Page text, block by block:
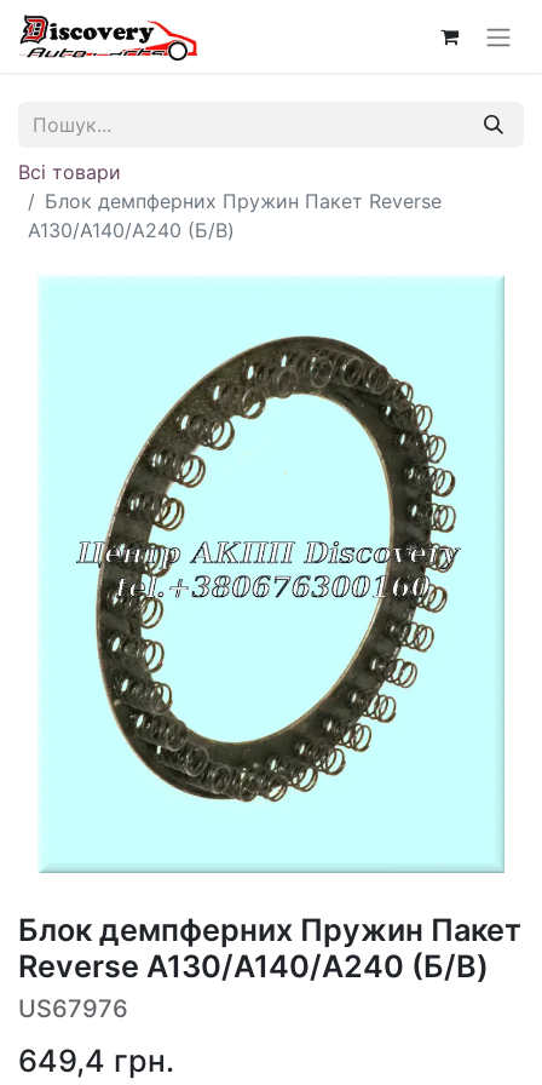
Всі товари
Блок демпферних Пружин Пакет Reverse
A130/A140/A240 (Б/В)
Блок демпферних Пружин Пакет
Reverse A130/A140/A240 (Б/В)
US67976
649,4 грн.